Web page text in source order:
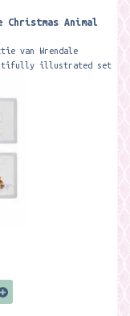
Christmas Animal
van Wrendale
illustrated set